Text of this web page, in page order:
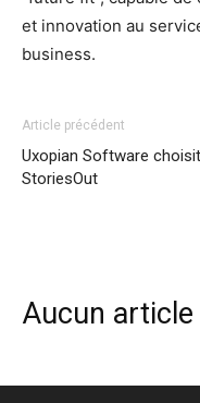
et innovation au
business.
Article précédent
Uxopian Software choisit
StoriesOut
Aucun